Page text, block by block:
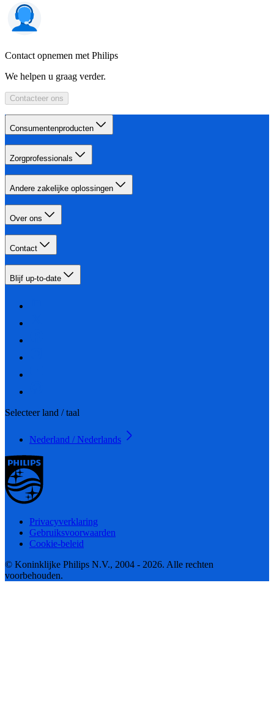
Contact opnemen met Philips
We helpen u graag verder.
Contacteer ons
Consumentenproducten
Zorgprofessionals
Andere zakelijke oplossingen
Over ons
Contact
Blijf up-to-date
Selecteer land / taal
Nederland / Nederlands
Privacyverklaring
Gebruiksvoorwaarden
Cookie-beleid
© Koninklijke Philips N.V., 2004 - 2026. Alle rechten
voorbehouden.